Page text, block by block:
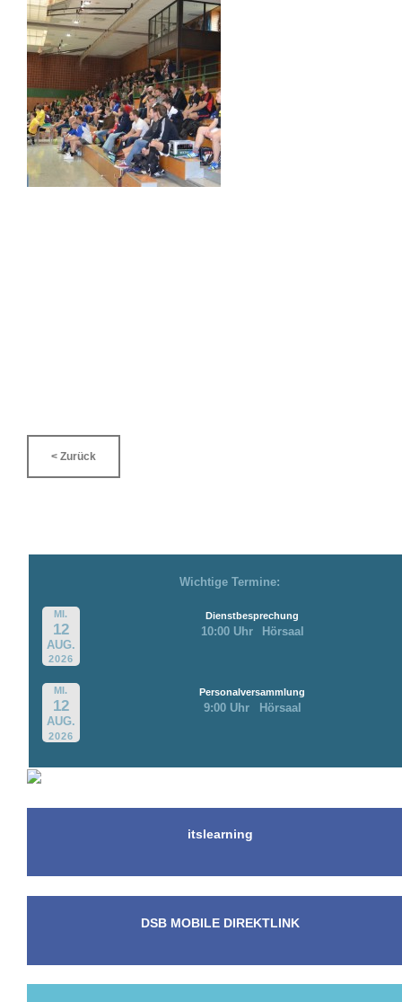
< Zurück
Wichtige Termine:
MI.
12
AUG.
2026
Dienstbesprechung
10:00 Uhr Hörsaal
MI.
12
AUG.
2026
Personalversammlung
9:00 Uhr Hörsaal
itslearning
DSB MOBILE DIREKTLINK